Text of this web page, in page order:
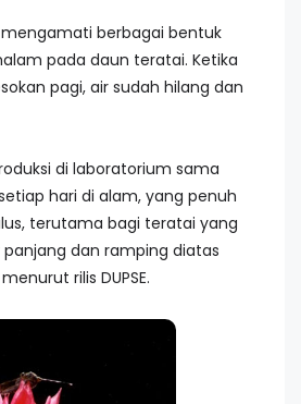
berbagai bentuk
pada daun teratai. Ketika
pagi, air sudah hilang dan
di laboratorium sama
hari di alam, yang penuh
terutama bagi teratai yang
dan ramping diatas
rilis DUPSE.